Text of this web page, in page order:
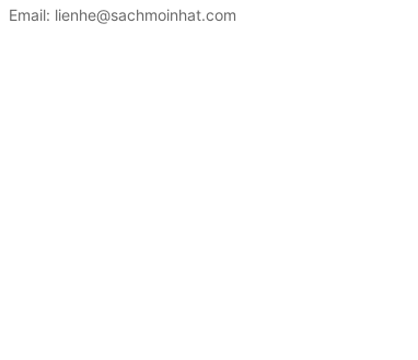
Email: lienhe@sachmoinhat.com